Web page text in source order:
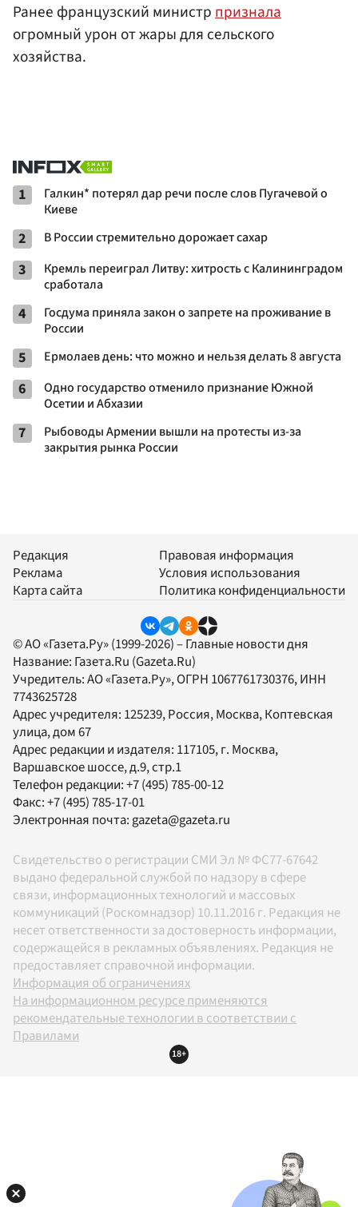
Ранее французский министрпризнала
огромный урон от жары для сельского
хозяйства.
1
Галкин* потерял дар речи после слов Пугачевой о
Киеве
2 В России стремительно дорожает сахар
3
Кремль переиграл Литву: хитрость с Калининградом
сработала
4
Госдума приняла закон о запрете на проживание в
России
5 Ермолаев день: что можно и нельзя делать 8 августа
6
Одно государство отменило признание Южной
Осетии и Абхазии
7
Рыбоводы Армении вышли на протесты из-за
закрытия рынка России
Редакция
Реклама
Карта сайта
Правовая информация
Условия использования
Политика конфиденциальности
© АО «Газета.Ру» (1999-2026) – Главные новости дня
Название: Газета.Ru (Gazeta.Ru)
Учредитель:АО «Газета.Ру», ОГРН 1067761730376, ИНН
7743625728
Адрес учредителя: 125239, Россия, Москва, Коптевская
улица, дом 67
Адрес редакции и издателя: 117105, г. Москва,
Варшавское шоссе, д.9, стр.1
Телефон редакции:+7 (495) 785-00-12
Факс:+7 (495) 785-17-01
Электронная почта: gazeta@gazeta.ru
Свидетельство о регистрации СМИ Эл № ФС77-67642
выдано федеральной службой по надзору в сфере
связи, информационных технологий и массовых
коммуникаций (Роскомнадзор) 10.11.2016 г. Редакция не
несет ответственности за достоверность информации,
содержащейся в рекламных объявлениях. Редакция не
предоставляет справочной информации.
Информация об ограничениях
На информационном ресурсе применяются
рекомендательные технологии в соответствии с
Правилами
18+